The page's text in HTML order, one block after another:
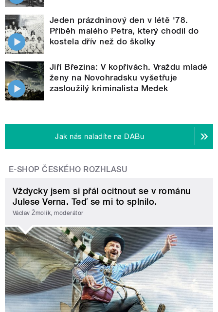
Jeden prázdninový den v létě '78.
Příběh malého Petra, který chodil do
kostela dřív než do školky
Jiří Březina: V kopřivách. Vraždu mladé
ženy na Novohradsku vyšetřuje
zasloužilý kriminalista Medek
Jak nás naladíte na DABu
E-SHOP ČESKÉHO ROZHLASU
Vždycky jsem si přál ocitnout se v románu
Julese Verna. Teď se mi to splnilo.
Václav Žmolík, moderátor